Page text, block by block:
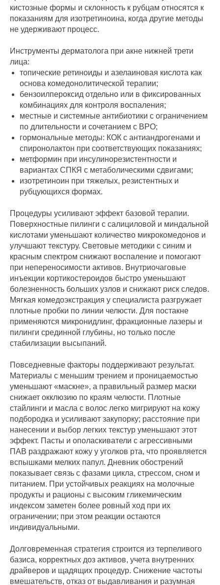
кистозные формы и склонность к рубцам относятся к
показаниям для изотретиноина, когда другие методы
не удерживают процесс.
Инструменты дерматолога при акне нижней трети
лица:
топические ретиноиды и азелаиновая кислота как
основа комедонолитической терапии;
бензоилпероксид отдельно или в фиксированных
комбинациях для контроля воспаления;
местные и системные антибиотики с ограничением
по длительности и сочетанием с BPO;
гормональные методы: КОК с антиандрогенами и
спиронолактон при соответствующих показаниях;
метформин при инсулинорезистентности и
вариантах СПКЯ с метаболическими сдвигами;
изотретиноин при тяжелых, резистентных и
рубцующихся формах.
Процедуры усиливают эффект базовой терапии.
Поверхностные пилинги с салициловой и миндальной
кислотами уменьшают количество микрокомедонов и
улучшают текстуру. Световые методики с синим и
красным спектром снижают воспаление и помогают
при непереносимости активов. Внутриочаговые
инъекции кортикостероидов быстро уменьшают
болезненность больших узлов и снижают риск следов.
Мягкая комедоэкстракция у специалиста разгружает
плотные пробки по линии челюсти. Для постакне
применяются микронидлинг, фракционные лазеры и
пилинги срединной глубины, но только после
стабилизации высыпаний.
Повседневные факторы поддерживают результат.
Материалы с меньшим трением и проницаемостью
уменьшают «маскне», а правильный размер маски
снижает окклюзию по краям челюсти. Плотные
стайлинги и масла с волос легко мигрируют на кожу
подбородка и усиливают закупорку; расстояние при
нанесении и выбор легких текстур уменьшают этот
эффект. Пасты и ополаскиватели с агрессивными
ПАВ раздражают кожу у уголков рта, что проявляется
вспышками мелких папул. Дневник обострений
показывает связь с фазами цикла, стрессом, сном и
питанием. При устойчивых реакциях на молочные
продукты и рационы с высоким гликемическим
индексом заметен более ровный ход при их
ограничении; при этом реакции остаются
индивидуальными.
Долговременная стратегия строится из терпеливого
базиса, корректных доз активов, учета внутренних
драйверов и щадящих процедур. Снижение частоты
вмешательств, отказ от выдавливания и разумная